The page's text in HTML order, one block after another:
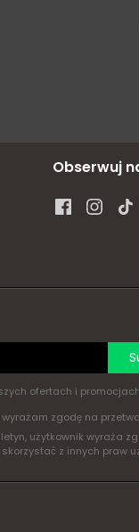
Obserwuj
ofertach i
zgodę na
użytkownik wyraża
z innych